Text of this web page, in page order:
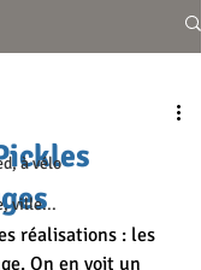
à vélo
ville...
réalisations : les
On en voit un